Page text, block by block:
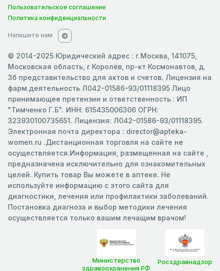
Пользовательское соглашение
Политика конфиденциальности
Напишите нам
© 2014-2025 Юридический адрес : г.Москва, 141075,
Московская область, г Королёв, пр-кт Космонавтов, д.
3б представительство для актов и счетов. Лицензия на
фарм.деятельность Л042-01586-93/01118395 Лицо
принимающее претензии и ответственность : ИП
"Тимченко Г.Б". ИНН: 615435006306 ОГРН:
323930100735651. Лицензия: Л042-01586-93/01118395.
Электронная почта директора : director@apteka-
women.ru .Дистанционная торговля на сайте не
осуществляется.Информация, размещенная на сайте ,
предназначена исключительно для ознакомительных
целей. Купить товар Вы можете в аптеке. Не
используйте информацию с этого сайта для
диагностики, лечения или профилактики заболеваний.
Постановка диагноза и выбор методики лечения
осуществляется только вашим лечащим врачом!
Росздравнадзор
Министерство
здравоохранения РФ